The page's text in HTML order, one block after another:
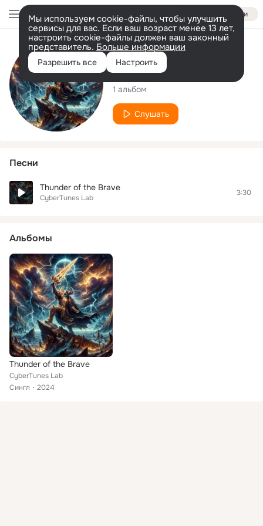
Войти
Мы используем cookie-файлы, чтобы улучшить
сервисы для вас. Если ваш возраст менее 13 лет,
настроить cookie-файлы должен ваш законный
представитель. Больше информации
Разрешить все Настроить
Исполнитель
CyberTunes Lab
1 альбом
Слушать
Песни
Thunder of the Brave
CyberTunes Lab
3:30
Альбомы
Thunder of the Brave
CyberTunes Lab
Сингл
2024